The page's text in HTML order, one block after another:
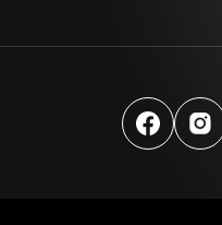
Provincialeweg 88A